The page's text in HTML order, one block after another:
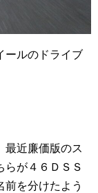
ールのドライブ
近廉価版のス
らが４６ＤＳＳ
前を分けたよう